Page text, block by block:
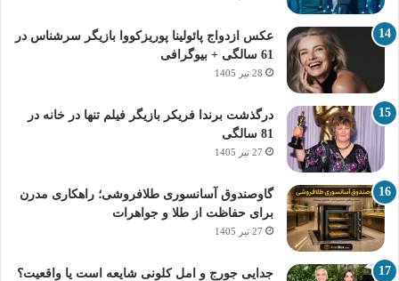
عکس ازدواج پائولینا پوریزکووا بازیگر سرشناس در
61 سالگی + بیوگرافی
28 تیر 1405
درگذشت برندا فریکر بازیگر فیلم تنها در خانه در
81 سالگی
27 تیر 1405
گاوصندوق آسانسوری طلافروشی؛ راهکاری مدرن
برای حفاظت از طلا و جواهرات
27 تیر 1405
جدایی جورج و امل کلونی شایعه است یا واقعیت؟